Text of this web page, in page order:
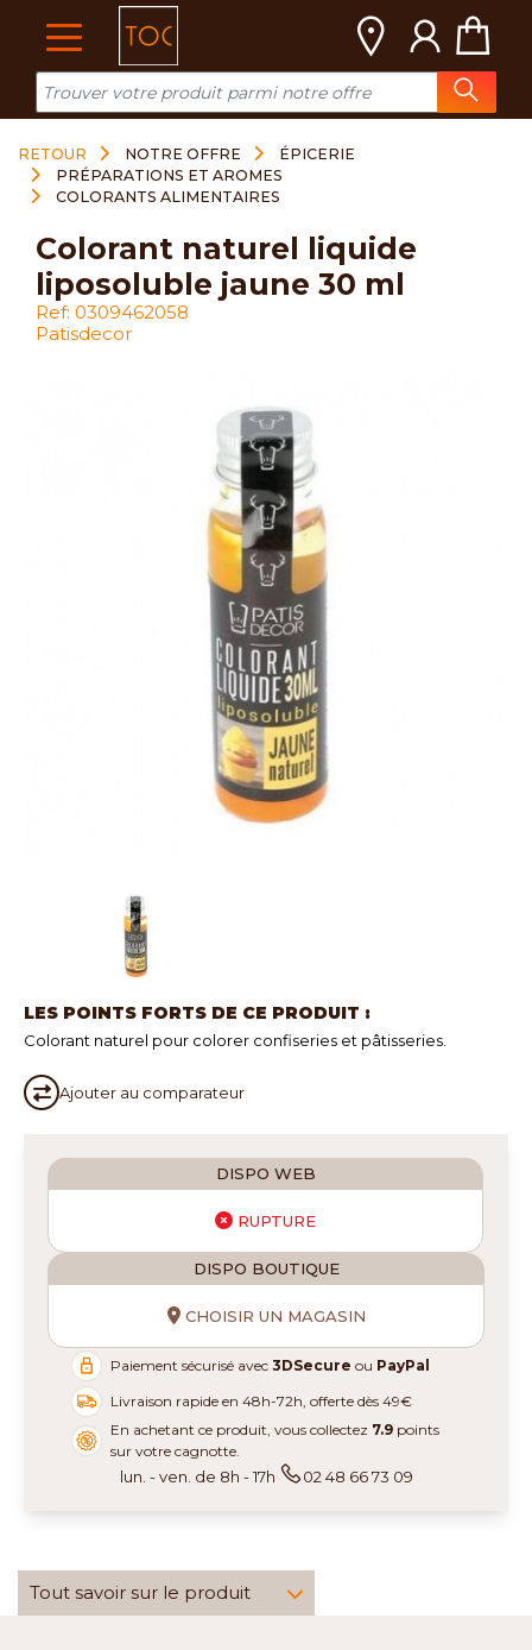
RETOUR NOTRE OFFRE
ÉPICERIE
PRÉPARATIONS ET AROMES
COLORANTS ALIMENTAIRES
LES POINTS FORTS DE CE PRODUIT :
Colorant naturel pour colorer confiseries et pâtisseries.
Ajouter au comparateur
colorant naturel liquide
liposoluble jaune 30 ml
Ref: 0309462058
Patisdecor
DISPO WEB
RUPTURE
DISPO BOUTIQUE
CHOISIR UN MAGASIN
Paiement sécurisé avec3DSecure ou PayPal
Livraison rapide en 48h-72h, offerte dès 49€
En achetant ce produit, vous collectez 7.9 points
sur votre cagnotte.
lun. - ven. de 8h - 17h 02 48 66 73 09
Tout savoir sur le produit
Cookies management panel